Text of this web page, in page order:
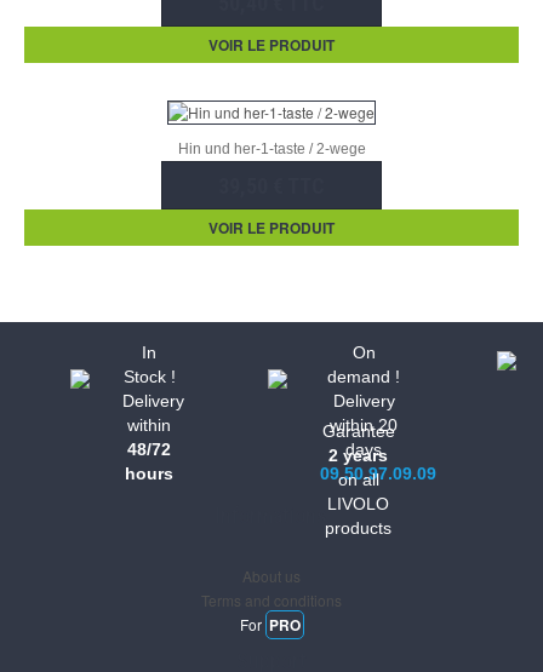
VOIR LE PRODUIT
Hin und her-1-taste / 2-wege
VOIR LE PRODUIT
In
Stock !
Delivery
within
48/72
hours
On
demand !
Delivery
within 20
days
09.50.97.09.09
Garantee
2 years
on all
LIVOLO
products
About us
Terms and conditions
For PRO